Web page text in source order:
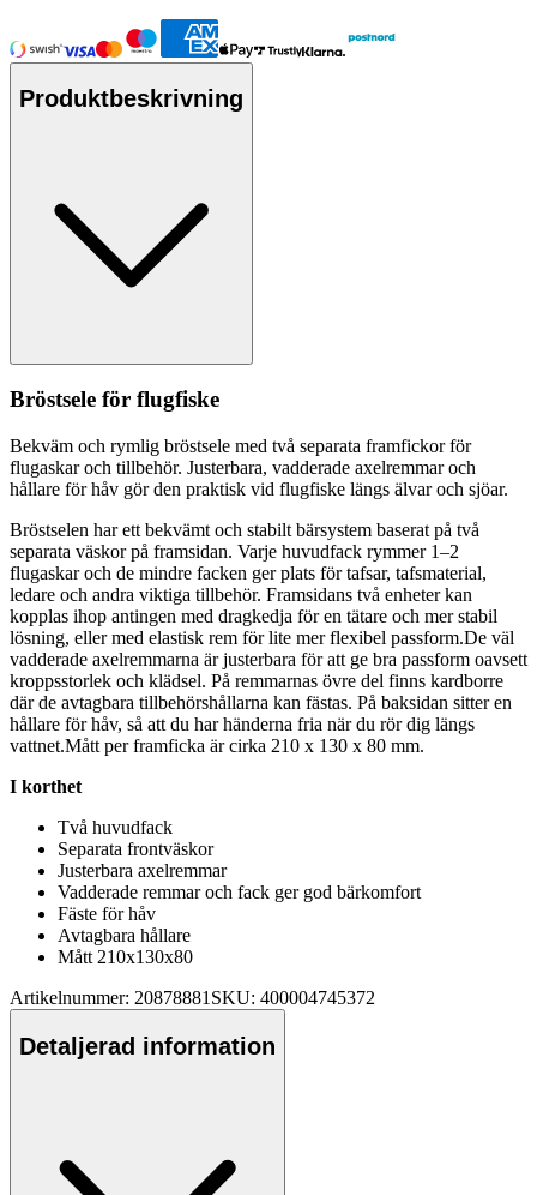
Produktbeskrivning
Bröstsele för flugfiske
Bekväm och rymlig bröstsele med två separata framfickor för
flugaskar och tillbehör. Justerbara, vadderade axelremmar och
hållare för håv gör den praktisk vid flugfiske längs älvar och sjöar.
Bröstselen har ett bekvämt och stabilt bärsystem baserat på två
separata väskor på framsidan. Varje huvudfack rymmer 1–2
flugaskar och de mindre facken ger plats för tafsar, tafsmaterial,
ledare och andra viktiga tillbehör. Framsidans två enheter kan
kopplas ihop antingen med dragkedja för en tätare och mer stabil
lösning, eller med elastisk rem för lite mer flexibel passform.De väl
vadderade axelremmarna är justerbara för att ge bra passform oavsett
kroppsstorlek och klädsel. På remmarnas övre del finns kardborre
där de avtagbara tillbehörshållarna kan fästas. På baksidan sitter en
hållare för håv, så att du har händerna fria när du rör dig längs
vattnet.Mått per framficka är cirka 210 x 130 x 80 mm.
I korthet
Två huvudfack
Separata frontväskor
Justerbara axelremmar
Vadderade remmar och fack ger god bärkomfort
Fäste för håv
Avtagbara hållare
Mått 210x130x80
Artikelnummer: 20878881 SKU: 400004745372
Detaljerad information